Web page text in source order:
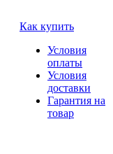
Как купить
Условия
оплаты
Условия
доставки
Гарантия на
товар